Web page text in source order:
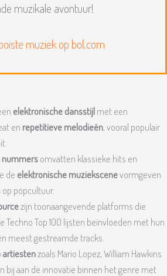
muzikale avontuur!
muziek op bol.com
elektronische dansstijlmet een
en repetitieve melodieën, vooral populair
nummersomvatten klassieke hits en
de elektronische muziekscenevormgeven
popcultuur.
zijn toonaangevende platforms die
Techno Top 100 lijsten beïnvloeden met hun
meest gestreamde tracks.
artiestenzoals Mario Lopez, William Hawkins
bij aan de innovatie binnen het genre met